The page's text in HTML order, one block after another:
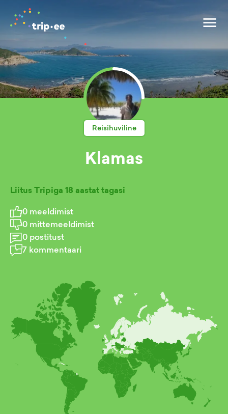
Reisihuviline
Klamas
Liitus Tripiga 18 aastat tagasi
0 meeldimist
0 mittemeeldimist
0 postitust
7 kommentaari